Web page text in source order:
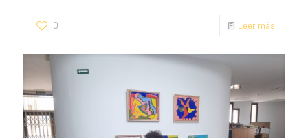
0 Leer más